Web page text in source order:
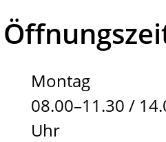
Montag
08.00–11.30 /
Uhr